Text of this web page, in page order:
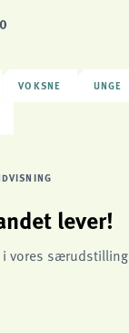
VOKSNE UNGE
lever!
i vores særudstilling